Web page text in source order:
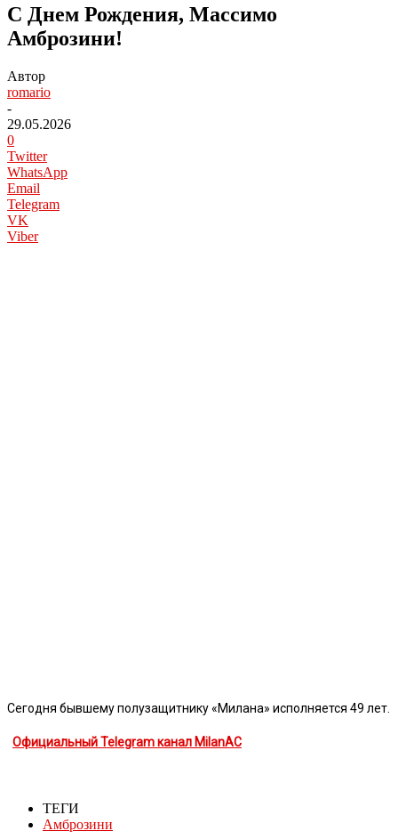
С Днем Рождения, Массимо
Амброзини!
Автор
romario
-
29.05.2026
0
Twitter
WhatsApp
Email
Telegram
VK
Viber
Сегодня бывшему полузащитнику «Милана» исполняется 49 лет.
Официальный Telegram канал MilanAC
ТЕГИ
Амброзини